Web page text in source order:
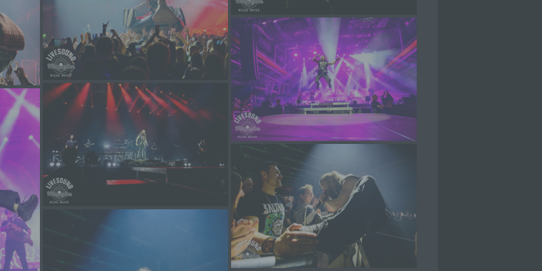
werden, um bestimmte persönliche Aspekte, die sich auf eine natürliche
Person beziehen, zu bewerten, insbesondere, um Aspekte bezüglich
Arbeitsleistung, wirtschaftlicher Lage, Gesundheit, persönlicher Vorlieben,
Interessen, Zuverlässigkeit, Verhalten, Aufenthaltsort oder Ortswechsel
dieser natürlichen Person zu analysieren oder vorherzusagen.
f) Pseudonymisierung
Pseudonymisierung ist die Verarbeitung personenbezogener Daten in einer
Weise, auf welche die personenbezogenen Daten ohne Hinzuziehung
zusätzlicher Informationen nicht mehr einer spezifischen betroffenen
Person zugeordnet werden können, sofern diese zusätzlichen
Informationen gesondert aufbewahrt werden und technischen und
organisatorischen Maßnahmen unterliegen, die gewährleisten, dass die
personenbezogenen Daten nicht einer identifizierten oder identifizierbaren
natürlichen Person zugewiesen werden.
g) Verantwortlicher oder für die Verarbeitung Verantwortlicher
Verantwortlicher oder für die Verarbeitung Verantwortlicher ist die natürliche
oder juristische Person, Behörde, Einrichtung oder andere Stelle, die allein
oder gemeinsam mit anderen über die Zwecke und Mittel der Verarbeitung